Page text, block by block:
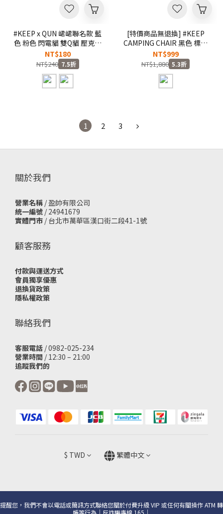
#KEEP x QUN 峮峮聯名款 藍
色 粉色 閃電貓 雙Q貓 壓克力
鑰匙圈 掛飾 吊飾【KS187】
NT$180
NT$240 7.5折
[特價商品無退換] #KEEP
CAMPING CHAIR 黑色 標語
閃電 旅遊 登山 釣魚 野營 露
營椅 摺疊椅【KS182-BK】
NT$999
NT$1,880 5.3折
1 2 3
關於我們
營業名稱 / 盈帥有限公司
統一編號 / 24941679
實體門市 / 台北市萬華區漢口街二段41-1號
顧客服務
付款與運送方式
會員獨享優惠
退換貨政策
隱私權政策
聯絡我們
客服電話 / 0982-025-234
營業時間 / 12:30 – 21:00
追蹤我們的
$ TWD 繁體中文
提醒您，我們不會以電話或簡訊方式聯絡您關於付費升級 VIP 或任何有關操作 ATM 轉